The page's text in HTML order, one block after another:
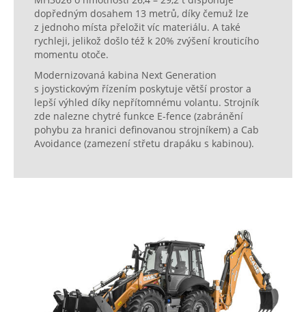
dopředným dosahem 13 metrů, díky čemuž lze
z jednoho místa přeložit víc materiálu. A také
rychleji, jelikož došlo též k 20% zvýšení krouticího
momentu otoče.
Modernizovaná kabina Next Generation
s joystickovým řízením poskytuje větší prostor a
lepší výhled díky nepřítomnému volantu. Strojník
zde nalezne chytré funkce E-fence (zabránění
pohybu za hranici definovanou strojníkem) a Cab
Avoidance (zamezení střetu drapáku s kabinou).